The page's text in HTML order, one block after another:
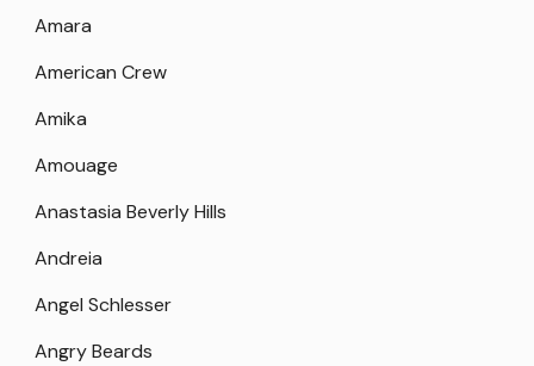
Amara
American Crew
Amika
Amouage
Anastasia Beverly Hills
Andreia
Angel Schlesser
Angry Beards